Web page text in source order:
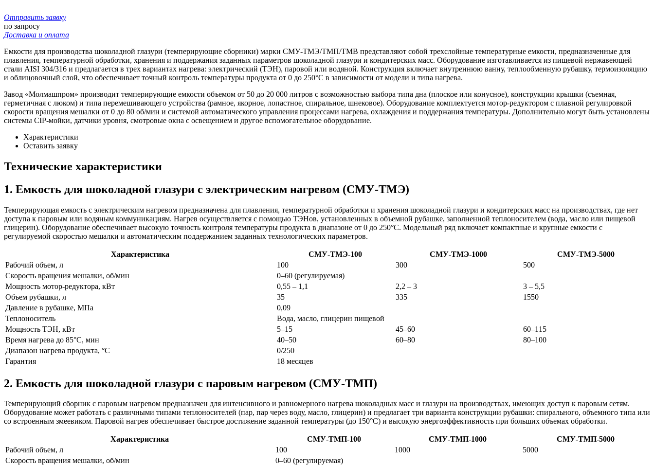
Отправить заявку
по запросу
Доставка и оплата
Емкости для производства шоколадной глазури (темперирующие сборники) марки СМУ-ТМЭ/ТМП/ТМВ представляют собой трехслойные температурные емкости, предназначенные для
плавления, температурной обработки, хранения и поддержания заданных параметров шоколадной глазури и кондитерских масс. Оборудование изготавливается из пищевой нержавеющей
стали AISI 304/316 и предлагается в трех вариантах нагрева: электрический (ТЭН), паровой или водяной. Конструкция включает внутреннюю ванну, теплообменную рубашку, термоизоляцию
и облицовочный слой, что обеспечивает точный контроль температуры продукта от 0 до 250°C в зависимости от модели и типа нагрева.
Завод «Молмашпром» производит темперирующие емкости объемом от 50 до 20 000 литров с возможностью выбора типа дна (плоское или конусное), конструкции крышки (съемная,
герметичная с люком) и типа перемешивающего устройства (рамное, якорное, лопастное, спиральное, шнековое). Оборудование комплектуется мотор-редуктором с плавной регулировкой
скорости вращения мешалки от 0 до 80 об/мин и системой автоматического управления процессами нагрева, охлаждения и поддержания температуры. Дополнительно могут быть установлены
системы CIP-мойки, датчики уровня, смотровые окна с освещением и другое вспомогательное оборудование.
Характеристики
Оставить заявку
Технические характеристики
1. Емкость для шоколадной глазури с электрическим нагревом (СМУ-ТМЭ)
Темперирующая емкость с электрическим нагревом предназначена для плавления, температурной обработки и хранения шоколадной глазури и кондитерских масс на производствах, где нет
доступа к паровым или водяным коммуникациям. Нагрев осуществляется с помощью ТЭНов, установленных в объемной рубашке, заполненной теплоносителем (вода, масло или пищевой
глицерин). Оборудование обеспечивает высокую точность контроля температуры продукта в диапазоне от 0 до 250°C. Модельный ряд включает компактные и крупные емкости с
регулируемой скоростью мешалки и автоматическим поддержанием заданных технологических параметров.
Характеристика СМУ-ТМЭ-100 СМУ-ТМЭ-1000
СМУ-ТМЭ-5000
Рабочий объем, л
100 300
500
Скорость вращения мешалки, об/мин
0–60 (регулируемая)
Мощность мотор-редуктора, кВт
0,55 – 1,1 2,2 – 3
3 – 5,5
Объем рубашки, л
35 335
1550
Давление в рубашке, МПа
0,09
Теплоноситель
Вода, масло, глицерин пищевой
Мощность ТЭН, кВт
5–15 45–60
60–115
Время нагрева до 85°C, мин
40–50 60–80
80–100
Диапазон нагрева продукта, °C
0/250
Гарантия
18 месяцев
2. Емкость для шоколадной глазури с паровым нагревом (СМУ-ТМП)
Темперирующий сборник с паровым нагревом предназначен для интенсивного и равномерного нагрева шоколадных масс и глазури на производствах, имеющих доступ к паровым сетям.
Оборудование может работать с различными типами теплоносителей (пар, пар через воду, масло, глицерин) и предлагает три варианта конструкции рубашки: спирального, объемного типа или
со встроенным змеевиком. Паровой нагрев обеспечивает быстрое достижение заданной температуры (до 150°C) и высокую энергоэффективность при больших объемах обработки.
Характеристика СМУ-ТМП-100 СМУ-ТМП-1000
СМУ-ТМП-5000
Рабочий объем, л
100 1000
5000
Скорость вращения мешалки, об/мин
0–60 (регулируемая)